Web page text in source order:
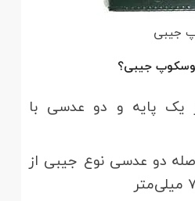
جیبی
جیبی؟
یک پایه و دو عدسی با
دو عدسی نوع جیبی از